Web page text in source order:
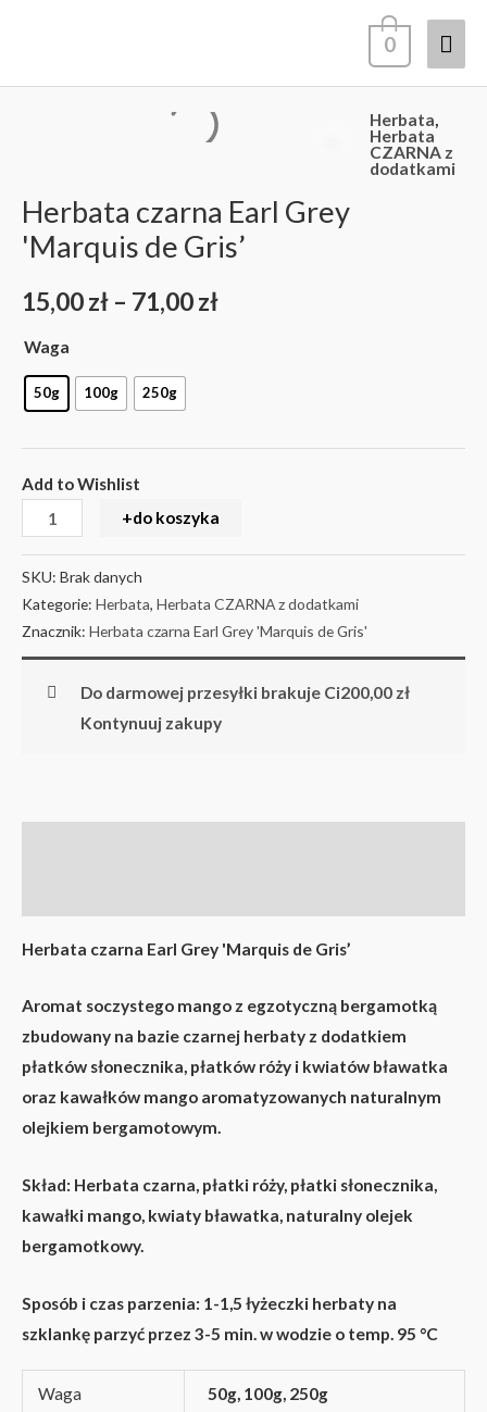
0
Herbata,
Herbata
CZARNA z
dodatkami
Herbata czarna Earl Grey
'Marquis de Gris’
15,00zł – 71,00zł
Zakres
od
Waga
50g 100g 250g
Add to Wishlist
Earl
Grey
de
Gris'
+do koszyka
SKU: Brak danych
Kategorie: Herbata, Herbata CZARNA z dodatkami
Znacznik: Herbata czarna Earl Grey 'Marquis de Gris'
Do darmowej przesyłki brakuje Ci200,00 zł
Kontynuuj zakupy
Herbata czarna Earl Grey 'Marquis de Gris’
Aromat soczystego mango z egzotyczną bergamotką
zbudowany na bazie czarnej herbaty z dodatkiem
płatków słonecznika, płatków róży i kwiatów bławatka
oraz kawałków mango aromatyzowanych naturalnym
olejkiem bergamotowym.
Skład: Herbata czarna, płatki róży, płatki słonecznika,
kawałki mango, kwiaty bławatka, naturalny olejek
bergamotkowy.
Sposób i czas parzenia: 1-1,5 łyżeczki herbaty na
szklankę parzyć przez 3-5 min. w wodzie o temp. 95 °C
Waga 50g, 100g, 250g